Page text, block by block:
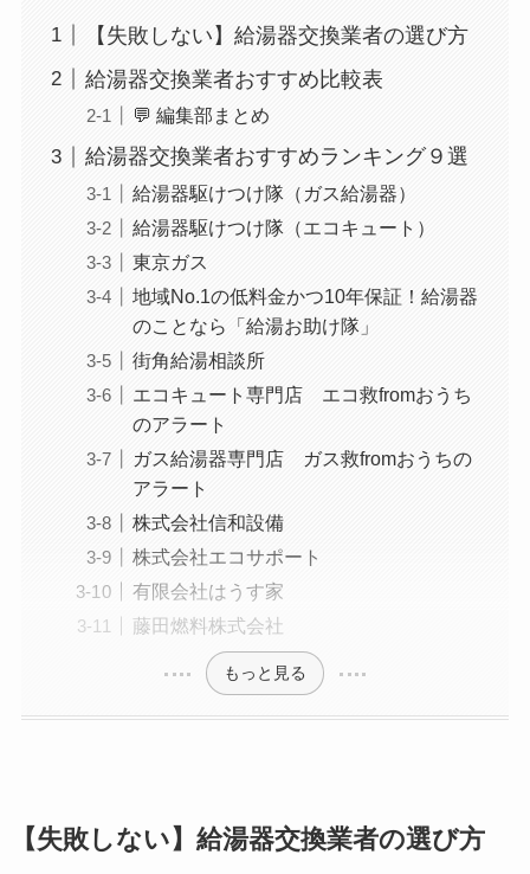
【失敗しない】給湯器交換業者の選び方
給湯器交換業者おすすめ比較表
💬 編集部まとめ
給湯器交換業者おすすめランキング９選
給湯器駆けつけ隊（ガス給湯器）
給湯器駆けつけ隊（エコキュート）
東京ガス
地域No.1の低料金かつ10年保証！給湯器
のことなら「給湯お助け隊」
街角給湯相談所
エコキュート専門店 エコ救fromおうち
のアラート
ガス給湯器専門店 ガス救fromおうちの
アラート
株式会社信和設備
株式会社エコサポート
有限会社はうす家
藤田燃料株式会社
もっと見る
【失敗しない】給湯器交換業者の選び方